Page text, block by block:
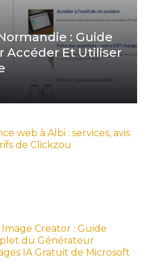
: Guide
Accéder Et Utiliser
web à Albi : services, avis
de Clickzou
Creator : Guide
du Générateur
IA Gratuit de Microsoft